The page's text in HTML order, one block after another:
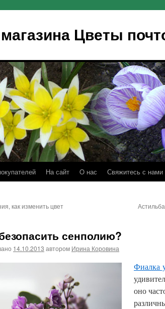
Цветы
На сайт O нас Свяжитесь с нами
как изменить цвет
сенполию?
14.10.2013 автором Ирина Коровина
Фиалка
оно